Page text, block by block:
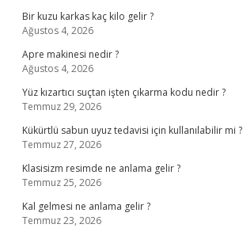
Bir kuzu karkas kaç kilo gelir ?
Ağustos 4, 2026
Apre makinesi nedir ?
Ağustos 4, 2026
Yüz kızartıcı suçtan işten çıkarma kodu nedir ?
Temmuz 29, 2026
Kükürtlü sabun uyuz tedavisi için kullanılabilir mi ?
Temmuz 27, 2026
Klasisizm resimde ne anlama gelir ?
Temmuz 25, 2026
Kal gelmesi ne anlama gelir ?
Temmuz 23, 2026